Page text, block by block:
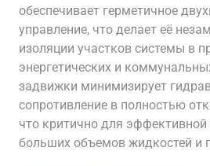
обеспечивает герметичное
управление, что делает её
изоляции участков системы в
энергетических и
задвижки минимизирует
сопротивление в полностью
что критично для эффективной
больших объемов жидкостей и